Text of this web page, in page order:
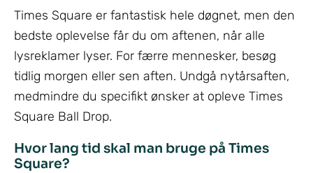
Times Square er fantastisk hele døgnet, men den
bedste oplevelse får du om aftenen, når alle
lysreklamer lyser. For færre mennesker, besøg
tidlig morgen eller sen aften. Undgå nytårsaften,
medmindre du specifikt ønsker at opleve Times
Square Ball Drop.
Hvor lang tid skal man bruge på Times
Square?